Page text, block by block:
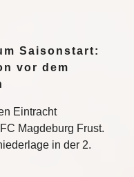
Saisonstart:
vor dem
Eintracht
Magdeburg Frust.
in der 2.